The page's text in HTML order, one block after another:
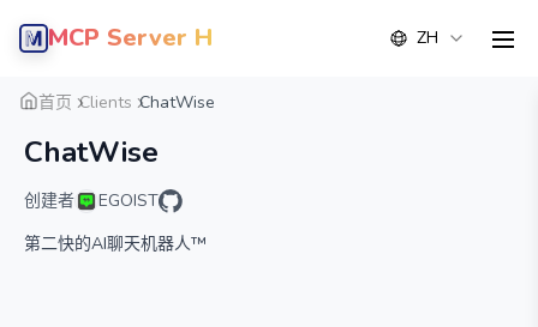
MCP Server Hub ZH
首页 Clients ChatWise
ChatWise
创建者
EGOIST
第二快的AI聊天机器人™
概览